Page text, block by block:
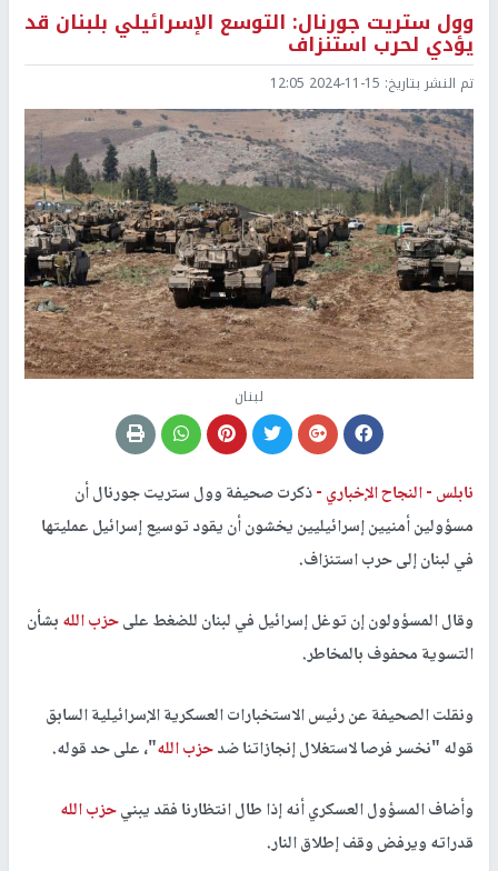
وول ستريت جورنال: التوسع الإسرائيلي بلبنان قد
يؤدي لحرب استنزاف
تم النشر بتاريخ: 2024-11-15 12:05
لبنان
نابلس -النجاح الإخباري -ذكرت صحيفة وول ستريت جورنال أن
مسؤولين أمنيين إسرائيليين يخشون أن يقود توسيع إسرائيل عمليتها
في لبنان إلى حرب استنزاف.
وقال المسؤولون إن توغل إسرائيل في لبنان للضغط علىحزب اللهبشأن
التسوية محفوف بالمخاطر.
ونقلت الصحيفة عن رئيس الاستخبارات العسكرية الإسرائيلية السابق
قوله "نخسر فرصا لاستغلال إنجازاتنا ضدحزب الله"، على حد قوله.
وأضاف المسؤول العسكري أنه إذا طال انتظارنا فقد يبنيحزب الله
قدراته ويرفض وقف إطلاق النار.